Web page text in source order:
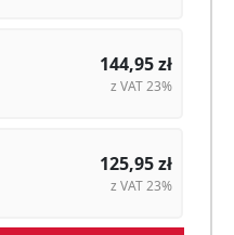
144,95zł
z VAT 23%
125,95zł
z VAT 23%